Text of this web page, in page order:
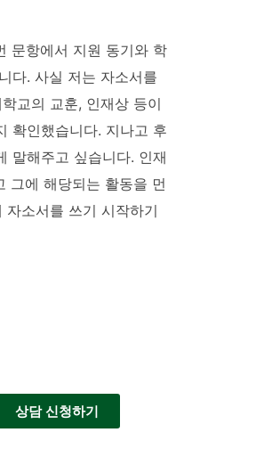
문항에서 지원 동기와 학
다. 사실 저는 자소서를
교의 교훈, 인재상 등이
확인했습니다. 지나고 후
말해주고 싶습니다. 인재
그에 해당되는 활동을 먼
자소서를 쓰기 시작하기
상담 신청하기